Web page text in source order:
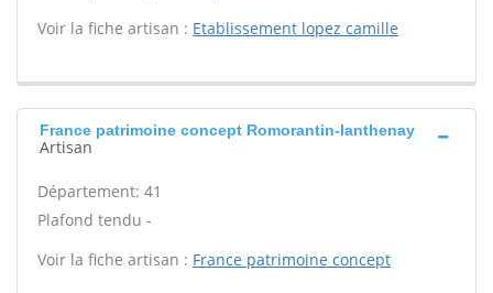
Voir la fiche artisan : Etablissement lopez camille
France patrimoine concept Romorantin-lanthenay
Artisan
Département: 41
Plafond tendu -
Voir la fiche artisan : France patrimoine concept